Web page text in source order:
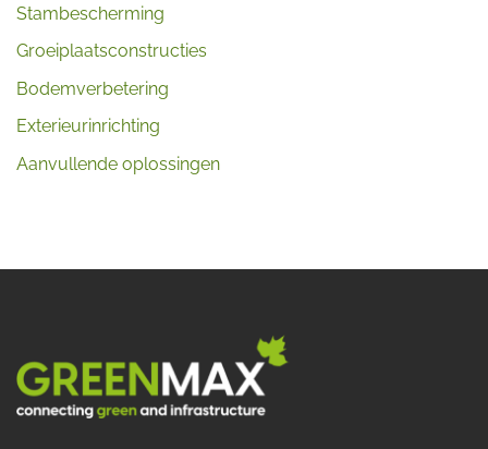
Stambescherming
Groeiplaatsconstructies
Bodemverbetering
Exterieurinrichting
Aanvullende oplossingen